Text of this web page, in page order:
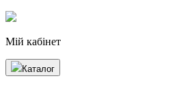
Мій кабінет
Каталог